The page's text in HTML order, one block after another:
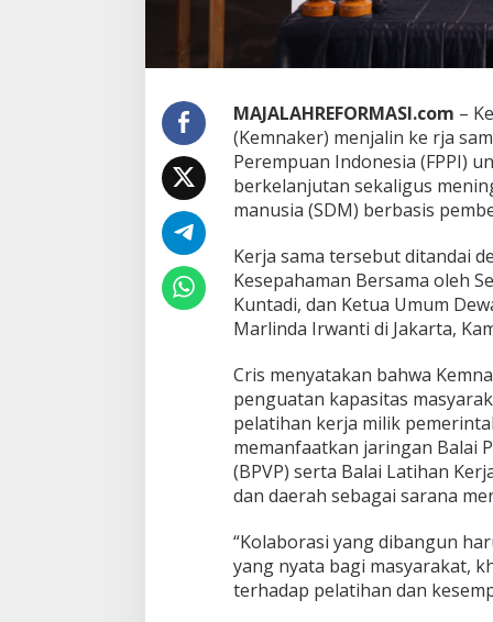
s
s
s
K
e
r
j
a
b
g
i
P
e
r
m
p
u
a
n
MAJALAHREFORMASI.com –
(Kemnaker) menjalin ke rja
Perempuan Indonesia (FPPI)
berkelanjutan sekaligus
manusia (SDM) berbasis
Kerja sama tersebut ditandai
Kesepahaman Bersama oleh
Kuntadi, dan Ketua Umum
Marlinda Irwanti di Jakarta,
Cris menyatakan bahwa
penguatan kapasitas
pelatihan kerja milik
memanfaatkan jaringan Balai
(BPVP) serta Balai Latihan
dan daerah sebagai sarana
“Kolaborasi yang dibangun
yang nyata bagi masyarakat,
terhadap pelatihan dan